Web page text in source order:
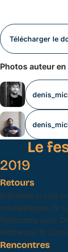
Télécharger le
Photos auteur
Le
2019
Retours
Entretien croisé
médiathèque de
Rencontre avec
Bletterans ©
Rencontres